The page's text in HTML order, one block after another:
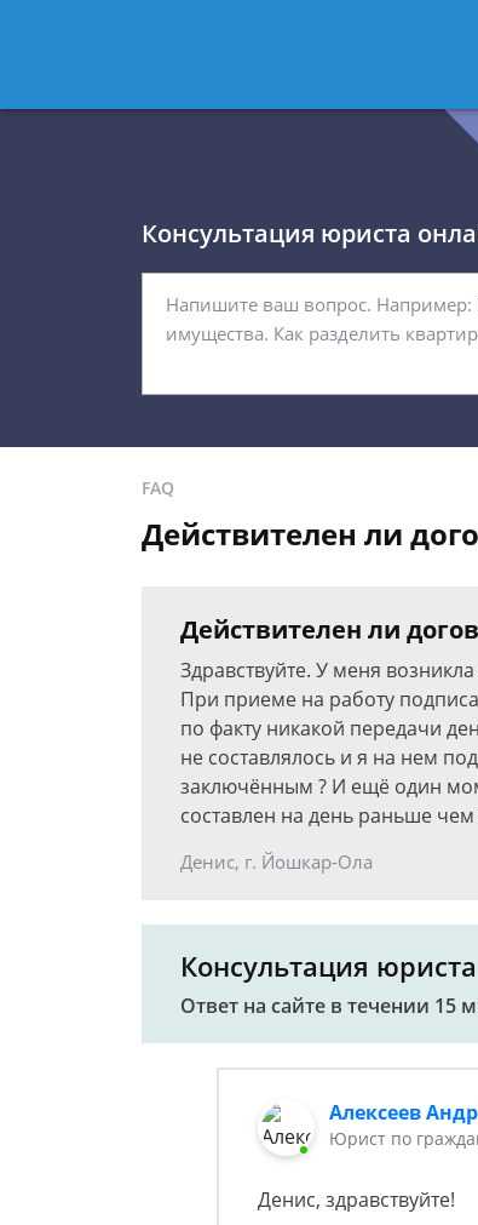
- Юрист по
Консультация юриста
FAQ
Действителен ли
Действителен ли
Здравствуйте. У меня
При приеме на работу
по факту никакой передачи
не составлялось и я на нем
заключённым ? И ещё один
составлен на день раньше
Денис, г. Йошкар-Ола
Консультация
Ответ на сайте в течении 15
Алексеев
Юрист по
Денис, здравствуйте!